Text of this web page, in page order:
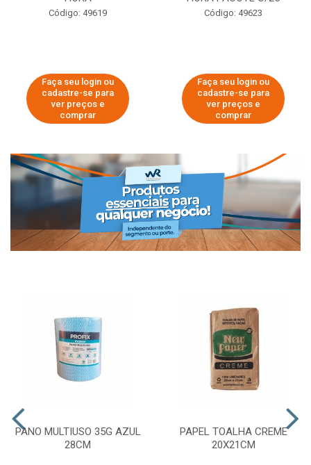
Código: 49619
Faça seu login ou
cadastre-se para
ver preços e
comprar
Código: 49623
Faça seu login ou
cadastre-se para
ver preços e
comprar
PANO MULTIUSO 35G AZUL
28CM
PAPEL TOALHA CREME
20X21CM